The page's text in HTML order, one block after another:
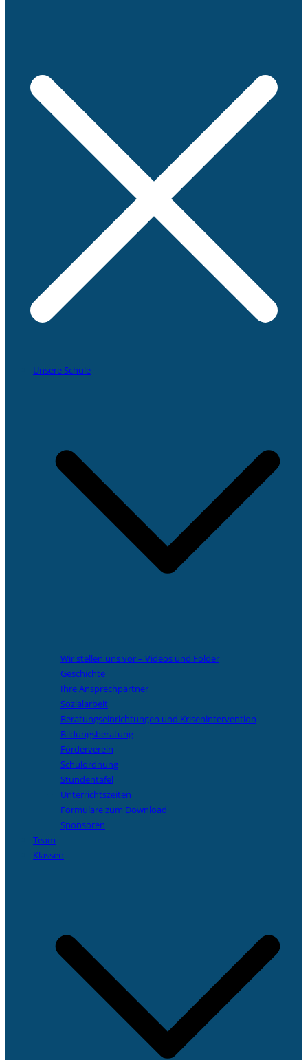
Unsere Schule
Wir stellen uns vor – Videos und Folder
Geschichte
Ihre Ansprechpartner
Sozialarbeit
Beratungseinrichtungen und Krisenintervention
Bildungsberatung
Förderverein
Schulordnung
Stundentafel
Unterrichtszeiten
Formulare zum Download
Sponsoren
Team
Klassen